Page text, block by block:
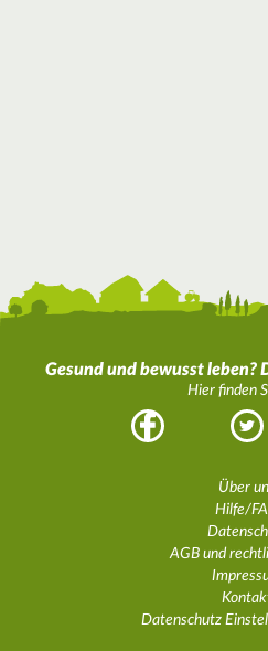
Gesund und bewusst leben?
Hier finden
Facebook
Über
Hilfe/
AGB und
Datenschutz